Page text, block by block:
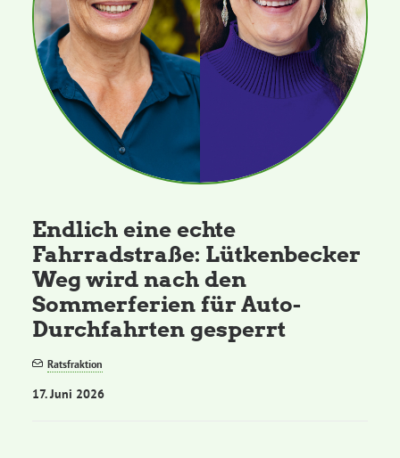
Endlich eine echte
Fahrradstraße: Lütkenbecker
Weg wird nach den
Sommerferien für Auto-
Durchfahrten gesperrt
Ratsfraktion
17. Juni 2026